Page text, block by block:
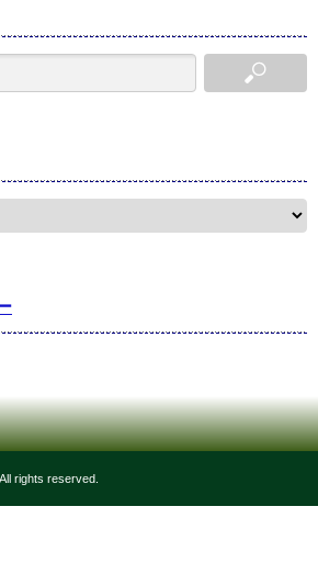
All rights reserved.